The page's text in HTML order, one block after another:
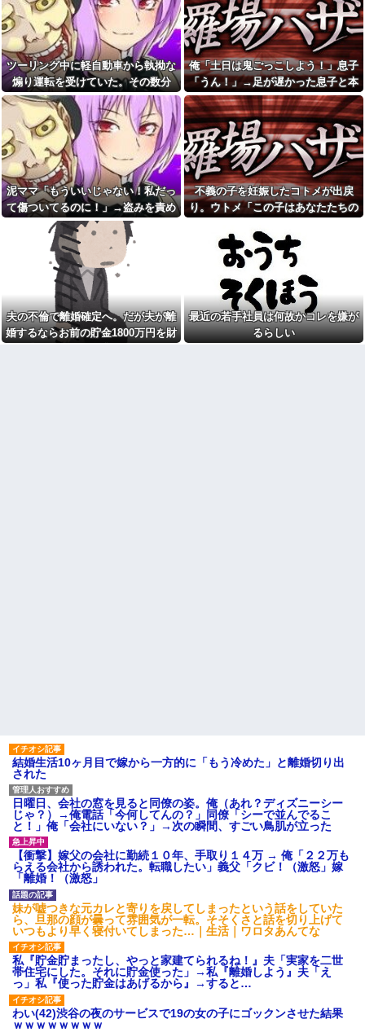
マックの招待券を使おうとし
たら店員に番号を聞かれた。激
怒した僕は「どうしてくれんね
ん！！！無料券よこせ
や！！！！」と怒鳴って…
佐藤二朗、妻とのハグを報告
「文〇砲より遥かに威力は弱い
が、僕のノロケ砲をお見舞いす
る」
【画像】『20代にしか見えな
い30代女子』がこちらです←お
前らから見てど
う？？？？？？？
寺田心、週6ジム通いで体重
62kg→82kgに 110kgのベンチ
プレス持ち上げる姿披露
ちいかわ作者さん、総額30億
超の大豪邸を建てるｗｗｗｗｗ
ｗｗｗｗｗｗｗｗｗｗｗｗｗｗ
お前ら「日本も核武装汁！」
←１万発の核弾頭どこに
マクドでギャルママ軍団がガ
キを放って動物園。ワシ「自分
らのママにもっと遊んで欲しい
やんな？」ガキ「遊んでほし
い」ワシ「魔法の言葉があるよ...
最近の若手社員は何故かコレ
のお茶？」彼「ちっ！」私「」
【GIF】JSのカンチョーワロ
タ
後続車にクラクションを鳴ら
され彼氏が逆切れ。「何クラク
ション鳴らしてんだ！降りてこ
いよ！」と怒鳴りだし...
【衝撃】報酬100万円超の治験
募集がこちらｗｗｗｗｗ(※画像
あり)
【ネット騒然】惨殺されたタ
ワマン頂き女子のこの動画、す
げえええええｗｗｗｗｗｗｗｗ
ｗｗｗ
【愕然】白のクラウン俺氏、
高速道路左車線を制限速度で走
った結果wwwwwwwwwwww
百年の恋12-899 食べた量を
張り合ってくる
【悲報】佐藤輝明・・・２軍
でも盛大にやらかす←あまり悲
しませないでくれ
【訃報】名探偵コナン声優が
死去 → 今トンデモナイことにな
ってる・・・
【衝撃】元乃木坂46・齋藤飛
鳥さんの下着16万円 (※画像あ
り)
【悲報】同棲彼氏に酔っ払っ
た結果、頭突きして出てけって
言われたんだが？ｗｗｗｗ
半年近く食費を払わない彼
氏。催促したら小銭で1000円渡
され『外食奢るからトントン』
と言われて・・・
隣に住んでる義弟嫁が私に張
り合いたがる。「海外どこ行っ
た？」と聞いては私が行ってな
いところへ行き「幼稚園どこに
葉掘り
新婚だけど好きな人ができた
かも知れない
犬が大嫌いで脂汗が止まらな
い私。リードをつけ放置された
犬に絡まれ、追いかけられた先
で『信じられない光景』を目撃
→必死で救急車を呼ぶも犬と取
り残されて・・・
ツーリング中に軽自動車から執拗な
煽り運転を受けていた。その数分
後、思わぬ結末を目撃することにな
り…
俺「土日は鬼ごっこしよう！」息子
「うん！」→足が遅かった息子と本
気で遊び続けた10年後…
泥ママ「もういいじゃない！私だっ
て傷ついてるのに！」→盗みを責め
られた泥ママがまさかの被害者アピ
ール。その言い分に周囲から笑いが
漏れてしまい…
不義の子を妊娠したコトメが出戻
り。ウトメ「この子はあなたたちの
う」私「勝手に決めないで！」→修
羅場になり…
夫の不倫で離婚確定へ。だが夫が離
婚するならお前の貯金1800万円を財
最近の若手社員は何故かコレを嫌が
るらしい
結婚生活10ヶ月目で嫁から一方的に「もう冷めた」と離婚切り出
された
日曜日、会社の窓を見ると同僚の姿。俺（あれ？ディズニーシー
じゃ？）→俺電話「今何してんの？」同僚「シーで並んでるこ
と！」俺「会社にいない？」→次の瞬間、すごい鳥肌が立った
【衝撃】嫁父の会社に勤続１０年、手取り１４万 → 俺「２２万も
らえる会社から誘われた。転職したい」義父「クビ！（激怒」嫁
「離婚！（激怒」
妹が嘘つきな元カレと寄りを戻してしまったという話をしていた
ら、旦那の顔が曇って雰囲気が一転。そそくさと話を切り上げて
いつもより早く寝付いてしまった…｜生活｜ワロタあんてな
私『貯金貯まったし、やっと家建てられるね！』夫「実家を二世
帯住宅にした。それに貯金使った」→私『離婚しよう』夫「え
っ」私『使った貯金はあげるから』→すると…
わい(42)渋谷の夜のサービスで19の女の子にゴックンさせた結果
ｗｗｗｗｗｗｗｗ